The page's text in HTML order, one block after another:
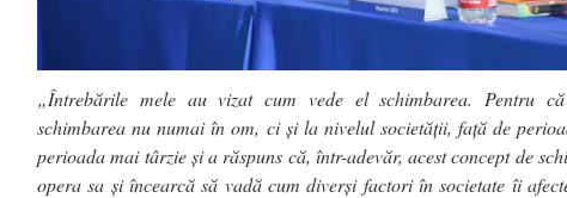
„Întrebările mele au vizat cum vede el schimbarea. Pentru
schimbarea nu numai în om, ci şi la nivelul societăţii, faţă de
perioada mai târzie şi a răspuns că, într-adevăr, acest concept de
opera sa şi încearcă să vadă cum diverşi factori în societate îi